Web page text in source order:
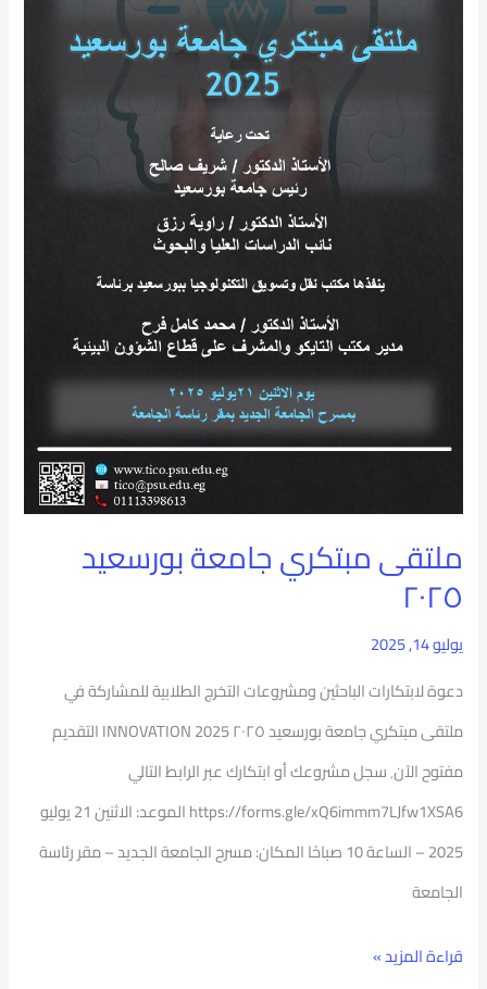
ملتقى مبتكري جامعة بورسعيد
٢٠٢٥
يوليو 14, 2025
دعوة لابتكارات الباحثين ومشروعات التخرج الطلابية للمشاركة في
ملتقى مبتكري جامعة بورسعيد ٢٠٢٥ INNOVATION 2025 التقديم
مفتوح الآن٬ سجل مشروعك أو ابتكارك عبر الرابط التالي
https://forms.gle/xQ6immm7LJfw1XSA6 الموعد: الاثنين 21 يوليو
2025 – الساعة 10 صباحًا المكان: مسرح الجامعة الجديد – مقر رئاسة
الجامعة
قراءة المزيد »